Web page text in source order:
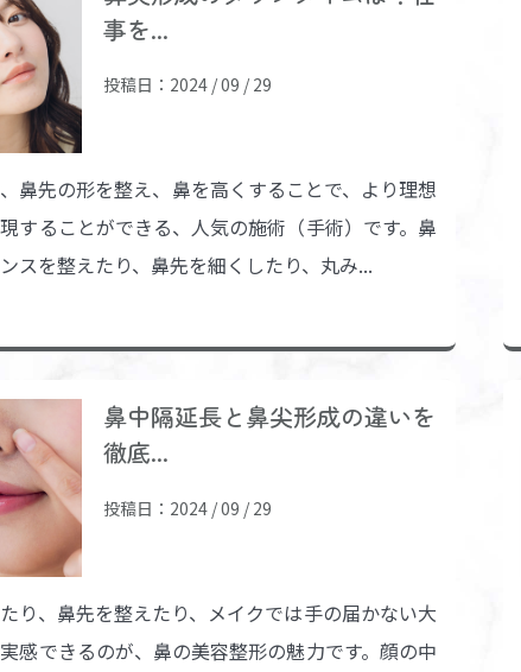
事を...
投稿日：2024 / 09 / 29
鼻先の形を整え、鼻を高くすることで、より理想
することができる、人気の施術（手術）です。鼻
スを整えたり、鼻先を細くしたり、丸み...
鼻中隔延長と鼻尖形成の違いを
徹底...
投稿日：2024 / 09 / 29
り、鼻先を整えたり、メイクでは手の届かない大
感できるのが、鼻の美容整形の魅力です。顔の中